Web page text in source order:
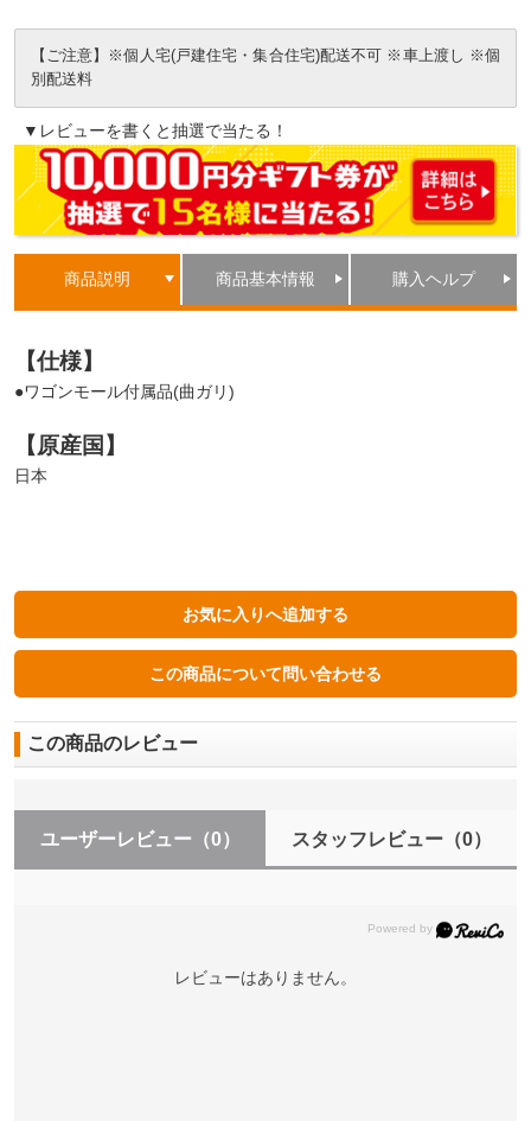
【ご注意】※個人宅(戸建住宅・集合住宅)配送不可 ※車上渡し ※個
別配送料
▼レビューを書くと抽選で当たる！
商品説明 商品基本情報 購入ヘルプ
【仕様】
●ワゴンモール付属品(曲ガリ)
【原産国】
日本
この商品のレビュー
ユーザーレビュー （0） スタッフレビュー（0）
レビューはありません。